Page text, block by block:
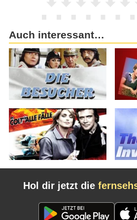
Auch interessant…
Hol dir jetzt die